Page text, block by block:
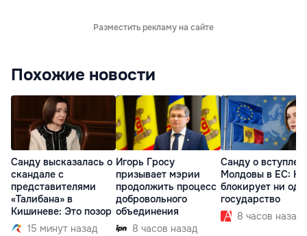
Разместить рекламу на сайте
Похожие новости
Санду высказалась о
скандале с
представителями
«Талибана» в
Кишиневе: Это позор
15 минут назад
Игорь Гросу
призывает мэрии
продолжить процесс
добровольного
объединения
8 часов назад
Санду о
Молдовы в ЕС:
блокирует ни
государство
8 часов назад